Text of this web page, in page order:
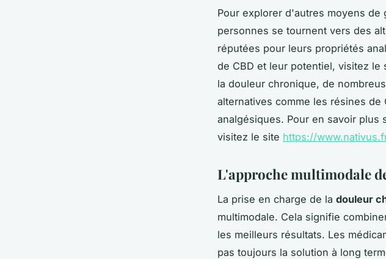
Pour explorer d'autres moyens
personnes se tournent vers des
réputées pour leurs propriétés
de CBD et leur potentiel, visitez
la douleur chronique, de
alternatives comme les résines
analgésiques. Pour en savoir plus
visitez le site https://
L'approche multimodale
La prise en charge de la douleur
multimodale. Cela signifie
les meilleurs résultats. Les
pas toujours la solution à long